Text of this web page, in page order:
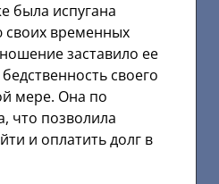
была испугана
временных
заставило ее
своего
мере. Она по
что позволила
и оплатить долг в